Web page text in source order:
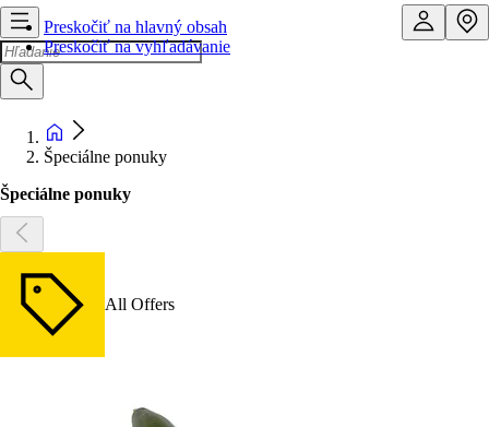
Preskočiť na hlavný obsah
Preskočiť na vyhľadávanie
Špeciálne ponuky
Špeciálne ponuky
All Offers